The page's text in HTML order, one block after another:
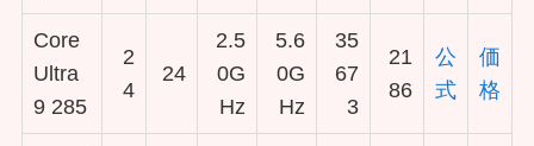
Core
Ultra
9 285
2
4
24
2.5
0G
Hz
5.6
0G
Hz
35
67
3
21
86
公
式
価
格